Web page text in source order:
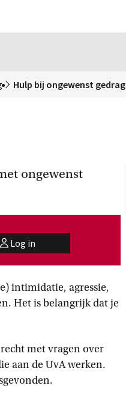
Hulp bij ongewenst gedrag
ongewenst
userLog in
intimidatie, agressie,
Het is belangrijk dat je
met vragen over
aan de UvA werken.